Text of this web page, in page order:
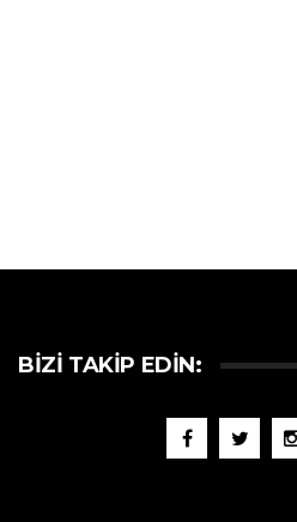
BIZI TAKIP EDIN: